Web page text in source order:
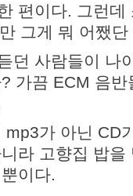
편이다. 그런
그게 뭐 어쨌단
던 사람들이 나
가끔 ECM 음
가 아닌 CD
라 고향집 밥
이다.